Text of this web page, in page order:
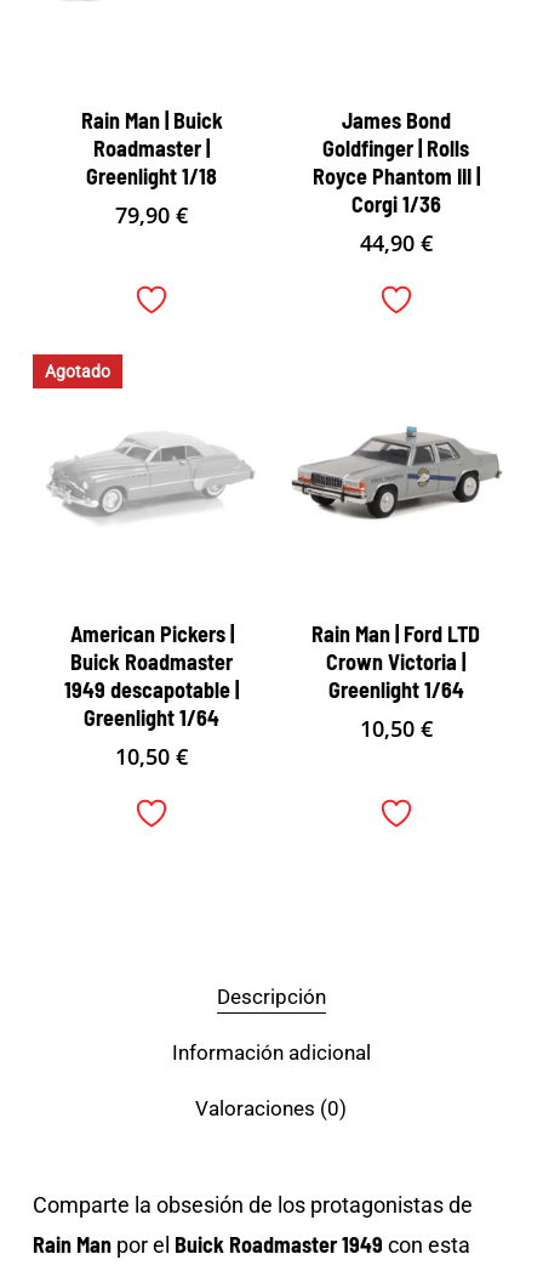
Rain Man | Buick
Roadmaster |
Greenlight 1/18
79,90€
James Bond
Goldfinger | Rolls
Royce Phantom III |
Corgi 1/36
44,90 €
Agotado
American Pickers |
Buick Roadmaster
1949 descapotable |
Greenlight 1/64
10,50€
Rain Man | Ford LTD
Crown Victoria |
Greenlight 1/64
10,50 €
Descripción
Información adicional
Valoraciones (0)
Comparte la obsesión de los protagonistas de
Rain Manpor el Buick Roadmaster 1949 con esta